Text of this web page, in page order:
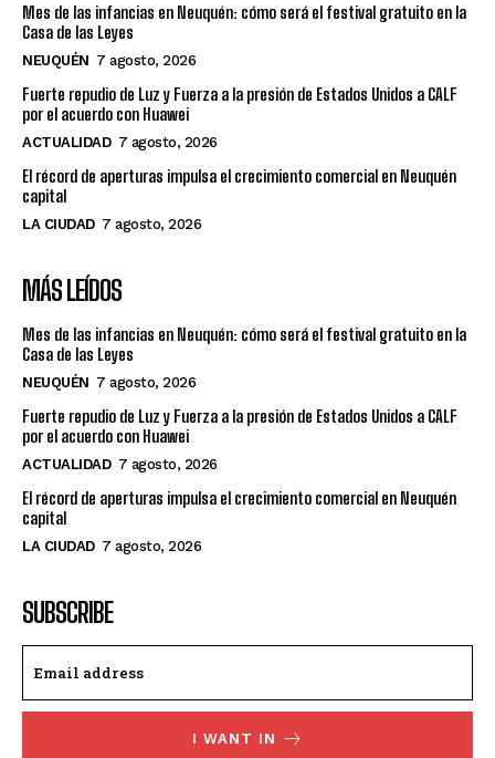
Mes de las infancias en Neuquén: cómo será el festival gratuito en la
Casa de las Leyes
NEUQUÉN 7 agosto, 2026
Fuerte repudio de Luz y Fuerza a la presión de Estados Unidos a CALF
por el acuerdo con Huawei
ACTUALIDAD 7 agosto, 2026
El récord de aperturas impulsa el crecimiento comercial en Neuquén
capital
LA CIUDAD 7 agosto, 2026
MÁS LEÍDOS
Mes de las infancias en Neuquén: cómo será el festival gratuito en la
Casa de las Leyes
NEUQUÉN 7 agosto, 2026
Fuerte repudio de Luz y Fuerza a la presión de Estados Unidos a CALF
por el acuerdo con Huawei
ACTUALIDAD 7 agosto, 2026
El récord de aperturas impulsa el crecimiento comercial en Neuquén
capital
LA CIUDAD 7 agosto, 2026
SUBSCRIBE
I WANT IN